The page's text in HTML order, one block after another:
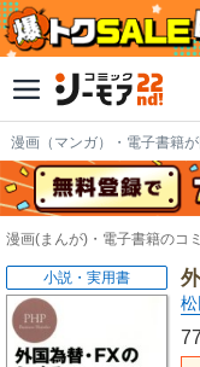
漫画（マンガ）・電子書籍
漫画(まんが)・電子書籍のコ
小説・実用書